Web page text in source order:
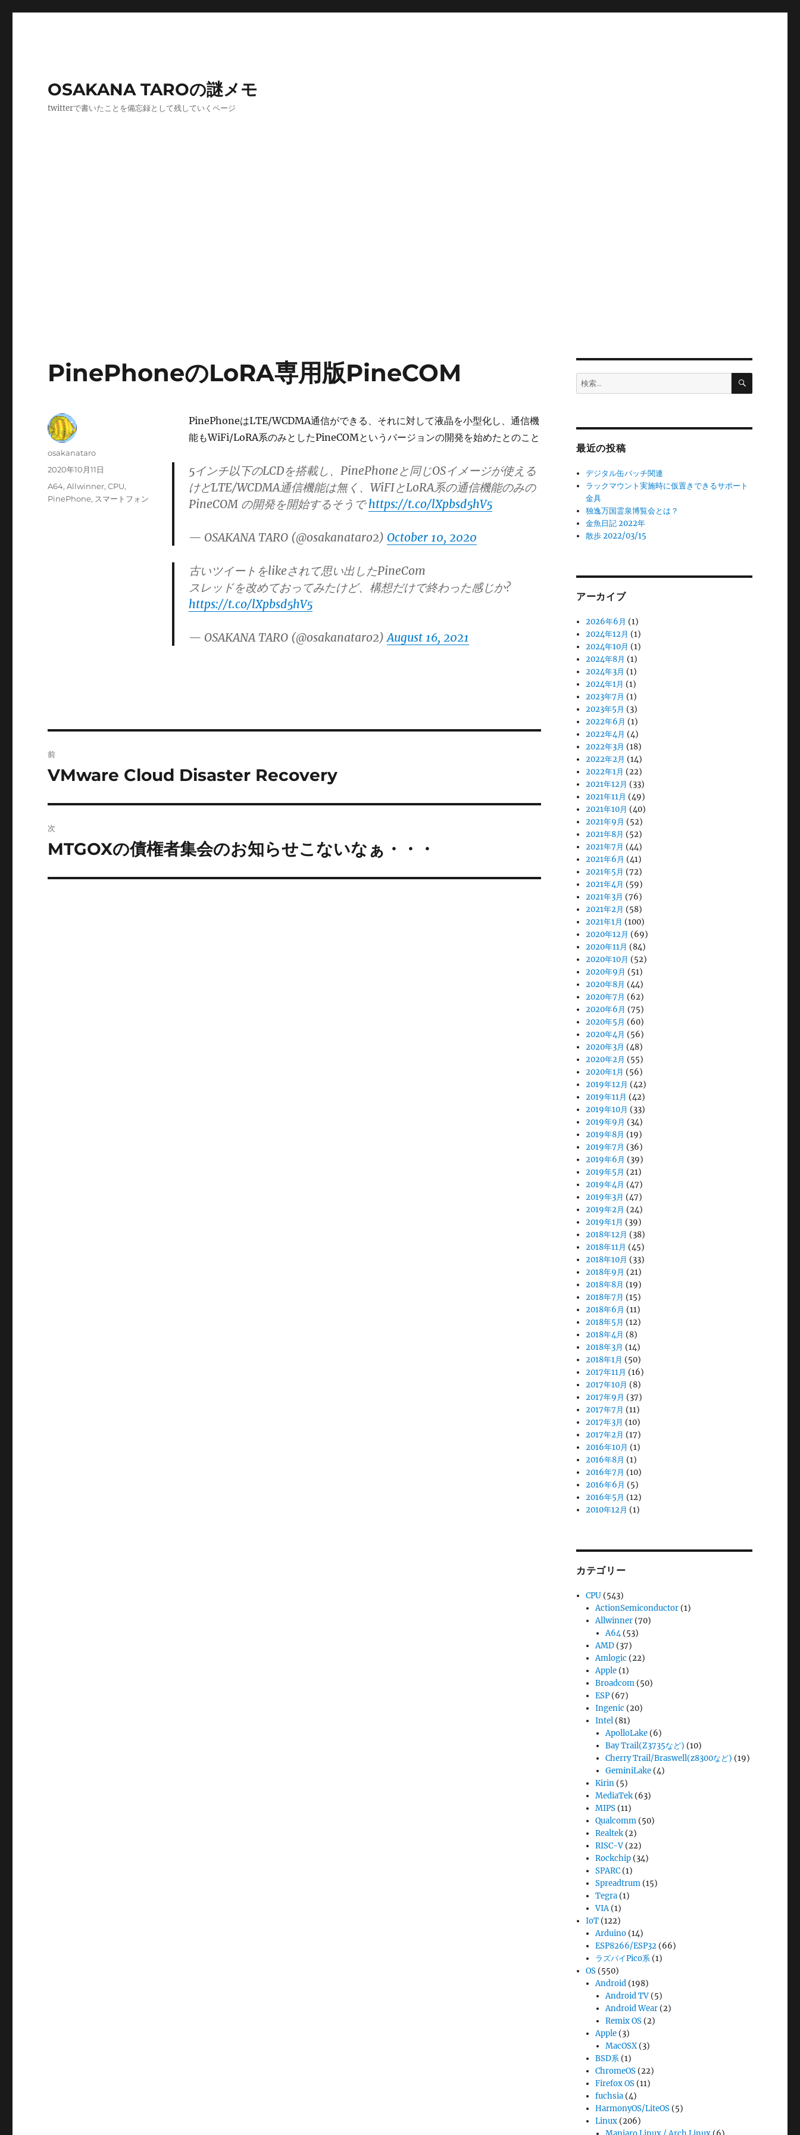
OSAKANA TAROの謎メモ
twitterで書いたことを備忘録として残していくページ
PinePhoneのLoRA専用版PineCOM
PinePhoneはLTE/WCDMA通信ができる、それに対して液晶を小型化し、通信機
能もWiFi/LoRA系のみとしたPineCOMというバージョンの開発を始めたとのこと
5インチ以下のLCDを搭載し、PinePhoneと同じOSイメージが使える
けどLTE/WCDMA通信機能は無く、WiFIとLoRA系の通信機能のみの
PineCOM の開発を開始するそうでhttps://t.co/lXpbsd5hV5
— OSAKANA TARO (@osakanataro2) October 10, 2020
古いツイートをlikeされて思い出したPineCom
スレッドを改めておってみたけど、構想だけで終わった感じか?
https://t.co/lXpbsd5hV5
— OSAKANA TARO (@osakanataro2)August 16, 2021
投
osakanataro
投
日:
2020年10月11日
カ
テ
A64,Allwinner,CPU,
PinePhone, スマートフォン
稿
ゲ
前
前
投
稿:
VMware Cloud Disaster Recovery
次
次
投
MTGOXの債権者集会のお知らせこないなぁ・・・
検
索:
検
最近の投稿
デジタル缶バッチ関連
ラックマウント実施時に仮置きできるサポート
金具
独逸万国霊泉博覧会とは？
金魚日記 2022年
散歩 2022/03/15
アーカイブ
2026年6月 (1)
2024年12月 (1)
2024年10月 (1)
2024年8月 (1)
2024年3月 (1)
2024年1月 (1)
2023年7月 (1)
2023年5月 (3)
2022年6月 (1)
2022年4月 (4)
2022年3月 (18)
2022年2月 (14)
2022年1月 (22)
2021年12月 (33)
2021年11月 (49)
2021年10月 (40)
2021年9月 (52)
2021年8月 (52)
2021年7月 (44)
2021年6月 (41)
2021年5月 (72)
2021年4月 (59)
2021年3月 (76)
2021年2月 (58)
2021年1月 (100)
2020年12月 (69)
2020年11月 (84)
2020年10月 (52)
2020年9月 (51)
2020年8月 (44)
2020年7月 (62)
2020年6月 (75)
2020年5月 (60)
2020年4月 (56)
2020年3月 (48)
2020年2月 (55)
2020年1月 (56)
2019年12月 (42)
2019年11月 (42)
2019年10月 (33)
2019年9月 (34)
2019年8月 (19)
2019年7月 (36)
2019年6月 (39)
2019年5月 (21)
2019年4月 (47)
2019年3月 (47)
2019年2月 (24)
2019年1月 (39)
2018年12月 (38)
2018年11月 (45)
2018年10月 (33)
2018年9月 (21)
2018年8月 (19)
2018年7月 (15)
2018年6月 (11)
2018年5月 (12)
2018年4月 (8)
2018年3月 (14)
2018年1月 (50)
2017年11月 (16)
2017年10月 (8)
2017年9月 (37)
2017年7月 (11)
2017年3月 (10)
2017年2月 (17)
2016年10月 (1)
2016年8月 (1)
2016年7月 (10)
2016年6月 (5)
2016年5月 (12)
2010年12月 (1)
カテゴリー
CPU (543)
ActionSemiconductor (1)
Allwinner (70)
A64(53)
AMD (37)
Amlogic (22)
Apple (1)
Broadcom (50)
ESP (67)
Ingenic (20)
Intel (81)
ApolloLake(6)
Bay Trail(Z3735など) (10)
Cherry Trail/Braswell(z8300など) (19)
GeminiLake(4)
Kirin (5)
MediaTek (63)
MIPS (11)
Qualcomm (50)
Realtek (2)
RISC-V (22)
Rockchip (34)
SPARC (1)
Spreadtrum (15)
Tegra (1)
VIA(1)
IoT (122)
Arduino (14)
ESP8266/ESP32 (66)
ラズパイPico系 (1)
OS (550)
Android (198)
Android TV(5)
Android Wear(2)
Remix OS(2)
Apple (3)
MacOSX(3)
BSD系 (1)
ChromeOS (22)
Firefox OS (11)
fuchsia (4)
HarmonyOS/LiteOS (5)
Linux (206)